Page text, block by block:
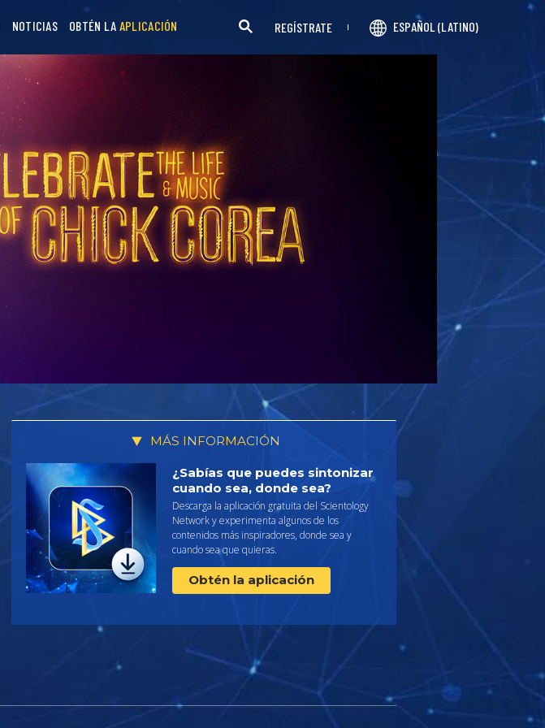
NOTICIAS OBTÉN LA APLICACIÓN REGÍSTRATE ESPAÑOL (LATINO)
MÁS INFORMACIÓN
¿Sabías que puedes sintonizar
cuando sea, donde sea?
Descarga la aplicación gratuita del Scientology
Network y experimenta algunos de los
contenidos más inspiradores, donde sea y
cuando sea que quieras.
Obtén la aplicación